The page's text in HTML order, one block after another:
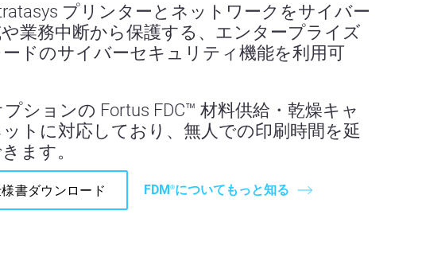
プリンターとネットワークをサイバー
業務中断から保護する、エンタープライズ
ドのサイバーセキュリティ機能を利用可
プションの Fortus FDC™ 材料供給・乾燥キャ
ットに対応しており、無人での印刷時間を延
ます。
書ダウンロード FDM®についてもっと知る